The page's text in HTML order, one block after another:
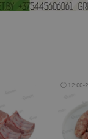
🕘 12:00-